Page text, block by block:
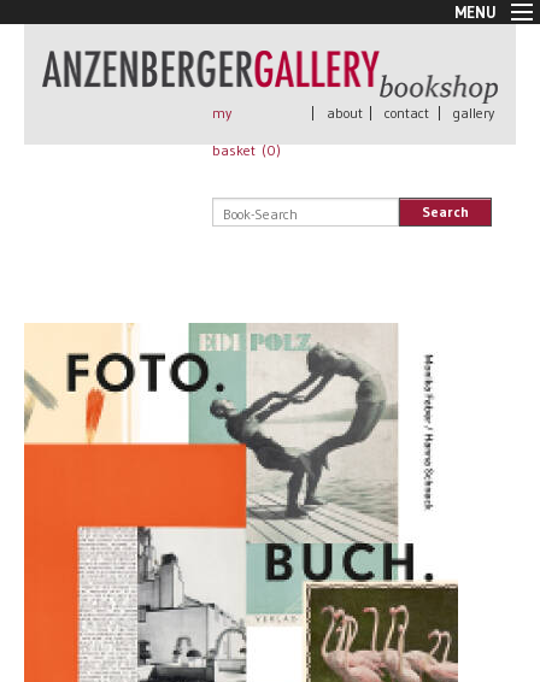
MENU
New Arrivals
Book + Print
Rare Books
my
basket (0)
| about | contact | gallery
Search